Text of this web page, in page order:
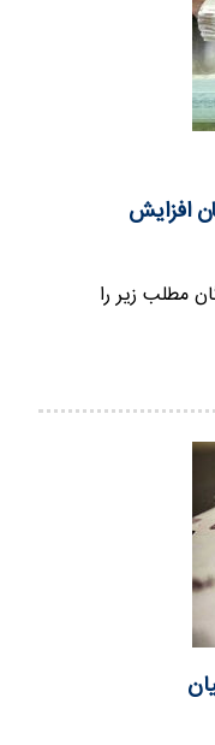
۲/۰۰۰/۰۰۰ تومان افزایش
مطلب زیر را